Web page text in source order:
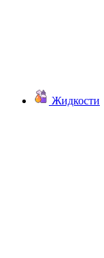
Жидкости